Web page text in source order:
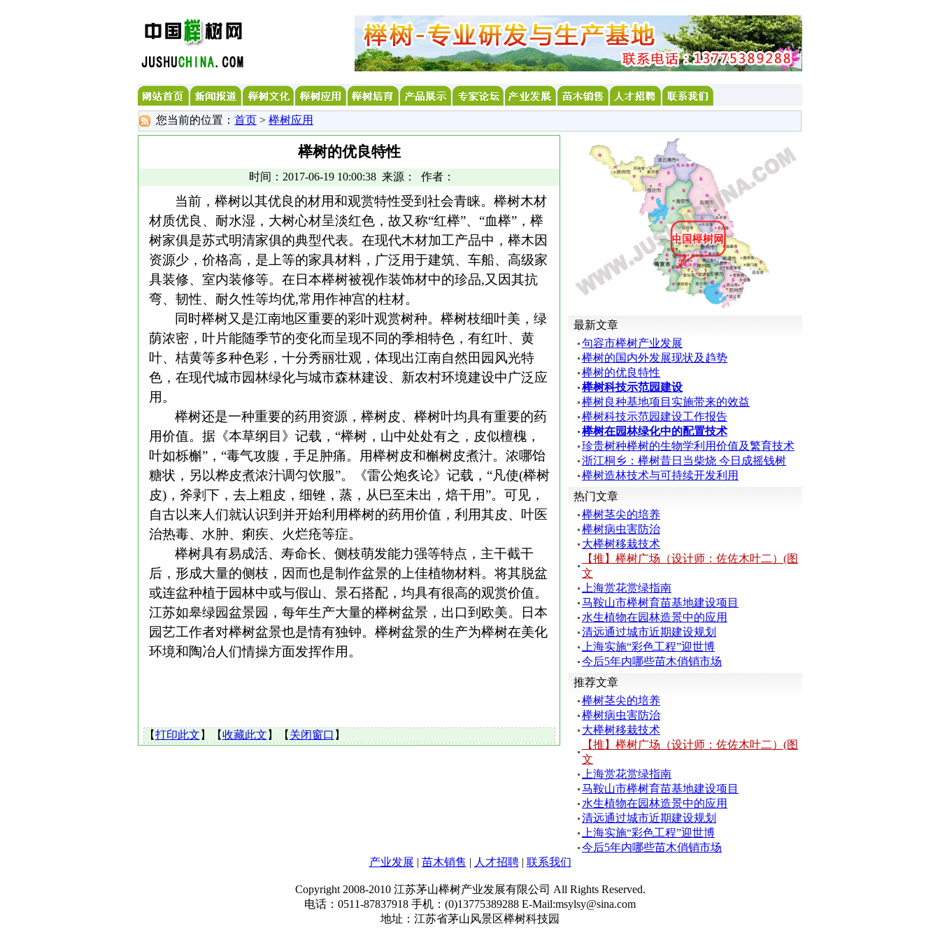
您当前的位置： 首页 > 榉树应用
榉树的优良特性
时间：2017-06-19 10:00:38 来源： 作者：
当前，榉树以其优良的材用和观赏特性受到社会青睐。榉树木材
材质优良、耐水湿，大树心材呈淡红色，故又称“红榉”、“血榉”，榉
树家俱是苏式明清家俱的典型代表。在现代木材加工产品中，榉木因
资源少，价格高，是上等的家具材料，广泛用于建筑、车船、高级家
具装修、室内装修等。在日本榉树被视作装饰材中的珍品,又因其抗
弯、韧性、耐久性等均优,常用作神宫的柱材。
同时榉树又是江南地区重要的彩叶观赏树种。榉树枝细叶美，绿
荫浓密，叶片能随季节的变化而呈现不同的季相特色，有红叶、黄
叶、桔黄等多种色彩，十分秀丽壮观，体现出江南自然田园风光特
色，在现代城市园林绿化与城市森林建设、新农村环境建设中广泛应
用。
榉树还是一种重要的药用资源，榉树皮、榉树叶均具有重要的药
用价值。据《本草纲目》记载，“榉树，山中处处有之，皮似檀槐，
叶如栎槲”，“毒气攻腹，手足肿痛。用榉树皮和槲树皮煮汁。浓哪饴
糖状，另以桦皮煮浓汁调匀饮服”。《雷公炮炙论》记载，“凡使(榉树
皮)，斧剥下，去上粗皮，细锉，蒸，从巳至未出，焙干用”。可见，
自古以来人们就认识到并开始利用榉树的药用价值，利用其皮、叶医
治热毒、水肿、痢疾、火烂疮等症。
榉树具有易成活、寿命长、侧枝萌发能力强等特点，主干截干
后，形成大量的侧枝，因而也是制作盆景的上佳植物材料。将其脱盆
或连盆种植于园林中或与假山、景石搭配，均具有很高的观赏价值。
江苏如皋绿园盆景园，每年生产大量的榉树盆景，出口到欧美。日本
园艺工作者对榉树盆景也是情有独钟。榉树盆景的生产为榉树在美化
环境和陶冶人们情操方面发挥作用。
【打印此文 】【收藏此文 】【 关闭窗口 】
最新文章
句容市榉树产业发展
榉树的国内外发展现状及趋势
榉树的优良特性
榉树科技示范园建设
榉树良种基地项目实施带来的效益
榉树科技示范园建设工作报告
榉树在园林绿化中的配置技术
珍贵树种榉树的生物学利用价值及繁育技术
浙江桐乡：榉树昔日当柴烧 今日成摇钱树
榉树造林技术与可持续开发利用
热门文章
榉树茎尖的培养
榉树病虫害防治
大榉树移栽技术
【推】榉树广场（设计师：佐佐木叶二）(图
文
上海赏花赏绿指南
马鞍山市榉树育苗基地建设项目
水生植物在园林造景中的应用
清远通过城市近期建设规划
上海实施“彩色工程”迎世博
今后5年内哪些苗木俏销市场
推荐文章
榉树茎尖的培养
榉树病虫害防治
大榉树移栽技术
【推】榉树广场（设计师：佐佐木叶二）(图
文
上海赏花赏绿指南
马鞍山市榉树育苗基地建设项目
水生植物在园林造景中的应用
清远通过城市近期建设规划
上海实施“彩色工程”迎世博
今后5年内哪些苗木俏销市场
产业发展 | 苗木销售 | 人才招聘| 联系我们
Copyright 2008-2010 江苏茅山榉树产业发展有限公司 All Rights Reserved.
电话：0511-87837918 手机：(0)13775389288 E-Mail:msylsy@sina.com
地址：江苏省茅山风景区榉树科技园